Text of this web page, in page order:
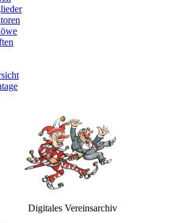
Digitales Vereinsarchiv